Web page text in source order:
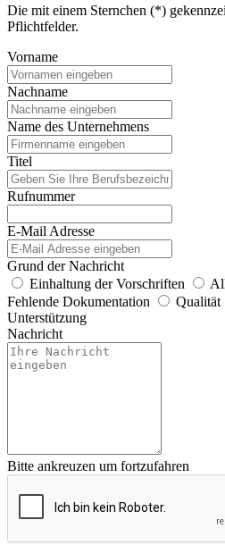
Die mit einem Sternchen (*)
Pflichtfelder.
Vorname
Nachname
Name des Unternehmens
Titel
Rufnummer
E-Mail Adresse
Grund der Nachricht
Einhaltung der Vorschriften
Fehlende Dokumentation
Qualität
Unterstützung
Nachricht
Bitte ankreuzen um fortzufahren